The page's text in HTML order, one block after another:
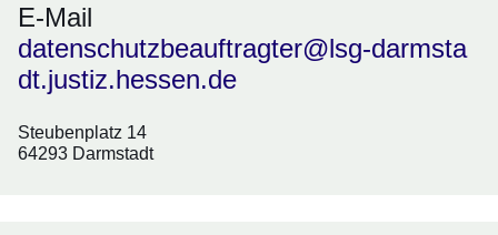
E-Mail
datenschutzbeauftragter@lsg-darmsta
dt.justiz.hessen.de
Steubenplatz 14
64293 Darmstadt